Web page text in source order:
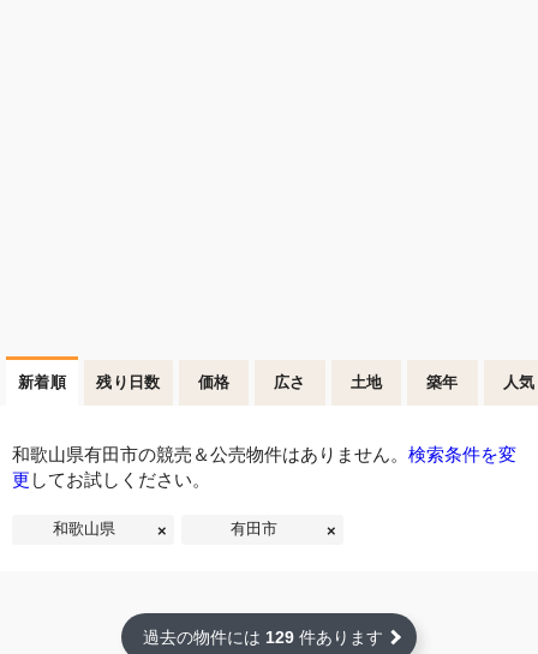
新着順 残り日数 価格 広さ 土地 築年 人気
和歌山県有田市の競売＆公売物件はありません。 検索条件を変
更 してお試しください。
和歌山県 有田市
過去の物件には 129 件あります